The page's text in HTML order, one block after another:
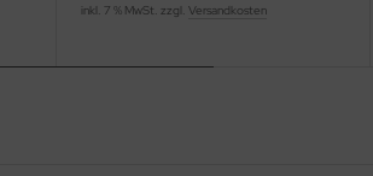
inkl. 7 % MwSt. zzgl. Versandkosten